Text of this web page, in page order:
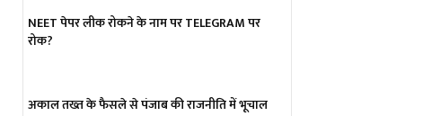
NEET पेपर लीक रोकने के नाम पर TELEGRAM पर
रोक?
अकाल तख्त के फैसले से पंजाब की राजनीति में भूचाल